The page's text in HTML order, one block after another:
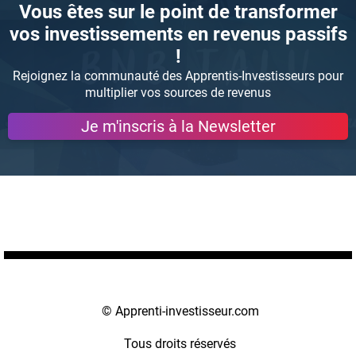
Vous êtes sur le point de transformer
vos investissements en revenus passifs
!
Rejoignez la communauté des Apprentis-Investisseurs pour
multiplier vos sources de revenus
Je m'inscris à la Newsletter
© Apprenti-investisseur.com
Tous droits réservés